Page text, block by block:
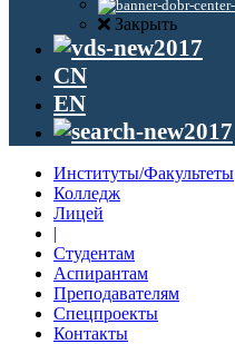
Закрыть
CN
EN
Институты/Факультеты
Колледж
Лицей
|
Студентам
Аспирантам
Преподавателям
Спецпроекты
Контакты